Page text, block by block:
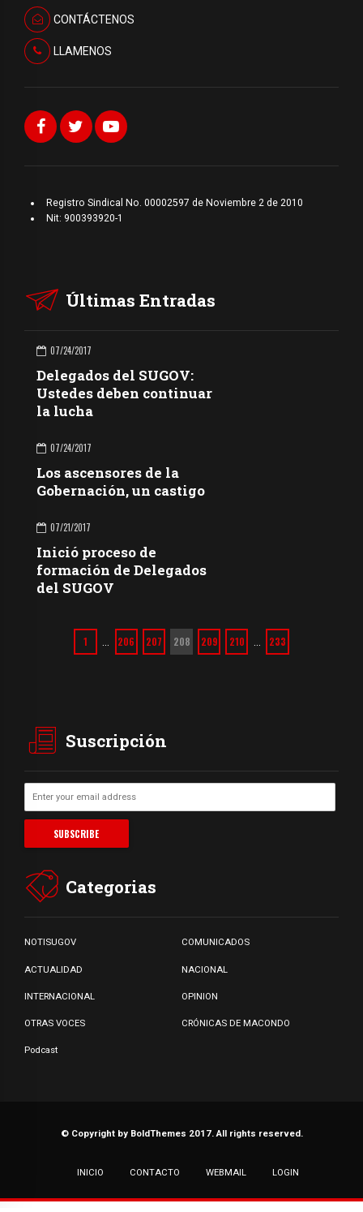
CONTÁCTENOS
LLAMENOS
Registro Sindical No. 00002597 de Noviembre 2 de 2010
Nit: 900393920-1
Últimas Entradas
07/24/2017
Delegados del SUGOV:
Ustedes deben continuar
la lucha
07/24/2017
Los ascensores de la
Gobernación, un castigo
07/21/2017
Inició proceso de
formación de Delegados
del SUGOV
1 206 207 208 209 210 233
Suscripción
Categorias
NOTISUGOV COMUNICADOS
ACTUALIDAD NACIONAL
INTERNACIONAL OPINION
OTRAS VOCES CRÓNICAS DE MACONDO
Podcast
© Copyright by BoldThemes 2017. All rights reserved.
INICIO CONTACTO WEBMAIL LOGIN